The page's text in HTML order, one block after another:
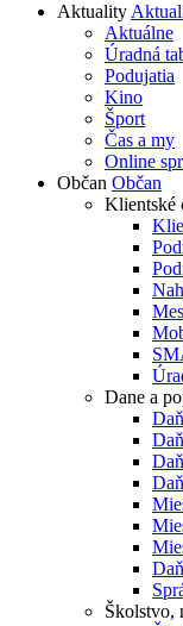
Aktuality
Aktuálne
Úradná
Podujatia
Kino
Šport
Čas a my
Online
Občan Občan
Klientské
Dane a
Školstvo,